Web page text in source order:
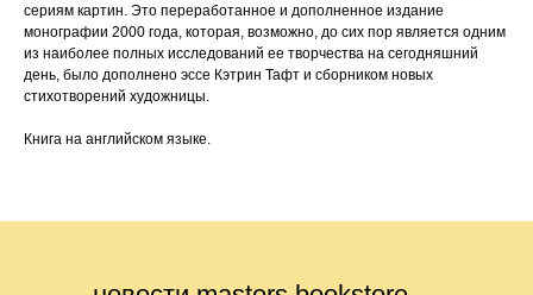
сериям картин. Это переработанное и дополненное издание
монографии 2000 года, которая, возможно, до сих пор является одним
из наиболее полных исследований ее творчества на сегодняшний
день, было дополнено эссе Кэтрин Тафт и сборником новых
стихотворений художницы.
Книга на английском языке.